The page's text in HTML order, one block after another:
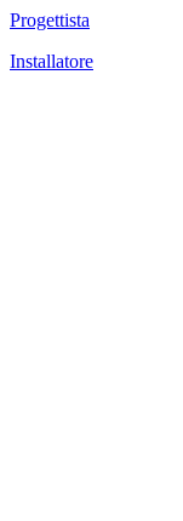
Progettista
Installatore